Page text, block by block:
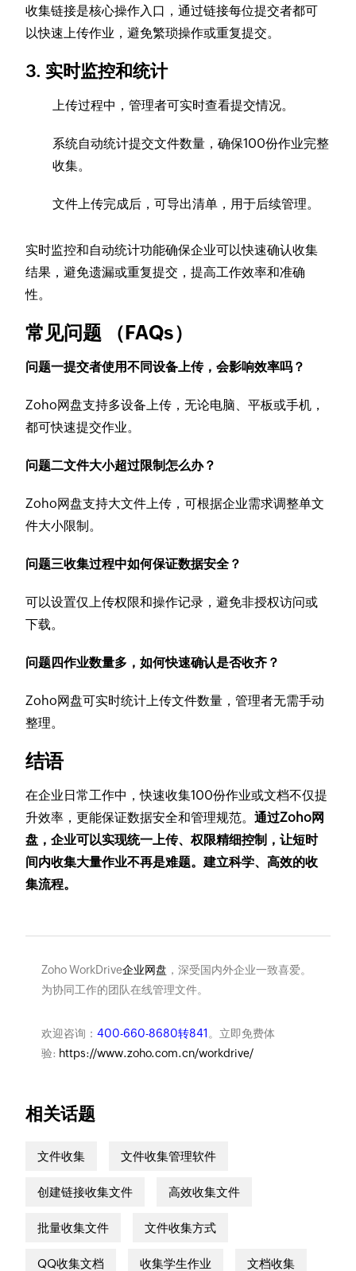
收集链接是核心操作入口，通过链接每位提交者都可
以快速上传作业，避免繁琐操作或重复提交。
3. 实时监控和统计
上传过程中，管理者可实时查看提交情况。
系统自动统计提交文件数量，确保100份作业完整
收集。
文件上传完成后，可导出清单，用于后续管理。
实时监控和自动统计功能确保企业可以快速确认收集
结果，避免遗漏或重复提交，提高工作效率和准确
性。
常见问题 （FAQs）
问题一提交者使用不同设备上传，会影响效率吗？
Zoho网盘支持多设备上传，无论电脑、平板或手机，
都可快速提交作业。
问题二文件大小超过限制怎么办？
Zoho网盘支持大文件上传，可根据企业需求调整单文
件大小限制。
问题三收集过程中如何保证数据安全？
可以设置仅上传权限和操作记录，避免非授权访问或
下载。
问题四作业数量多，如何快速确认是否收齐？
Zoho网盘可实时统计上传文件数量，管理者无需手动
整理。
结语
在企业日常工作中，快速收集100份作业或文档不仅提
升效率，更能保证数据安全和管理规范。通过Zoho网
盘，企业可以实现统一上传、权限精细控制，让短时
间内收集大量作业不再是难题。建立科学、高效的收
集流程。
Zoho WorkDrive企业网盘 ，深受国内外企业一致喜爱。
为协同工作的团队在线管理文件。
欢迎咨询： 400-660-8680转841 。立即免费体
验: https://www.zoho.com.cn/workdrive/
相关话题
文件收集 文件收集管理软件
创建链接收集文件 高效收集文件
批量收集文件 文件收集方式
QQ收集文档 收集学生作业 文档收集